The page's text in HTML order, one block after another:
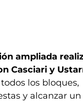
ampliada
Casciari y
los bloques,
y alcanzar un